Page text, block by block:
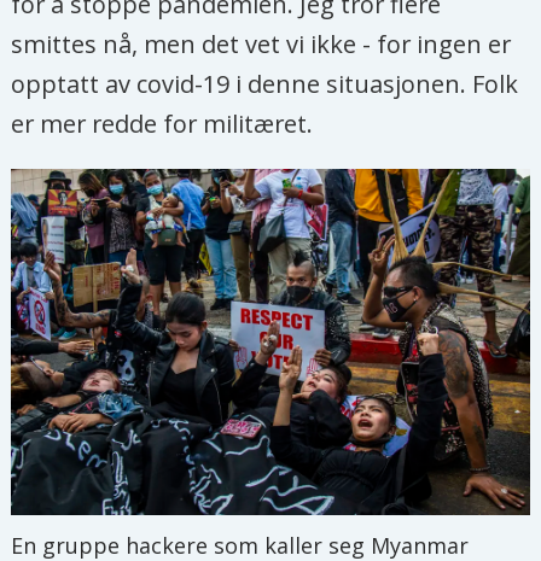
smittes nå, men det vet vi ikke - for ingen er
opptatt av covid-19 i denne situasjonen. Folk
er mer redde for militæret.
En gruppe hackere som kaller seg Myanmar